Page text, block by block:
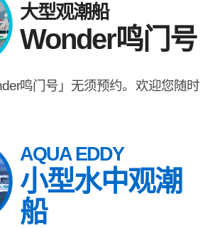
大型观潮船
Wonder鸣门号
鸣门号」无须预约。欢迎您随时
AQUA EDDY
小型水中观潮
船